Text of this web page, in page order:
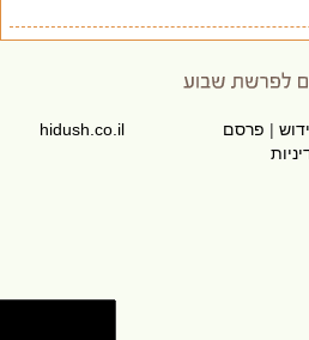
|פרסם
hidush.co.il